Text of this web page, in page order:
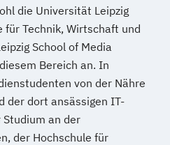
die Universität Leipzig
für Technik, Wirtschaft und
School of Media
Bereich an. In
von der Nähre
der dort ansässigen IT-
Studium an der
der Hochschule für